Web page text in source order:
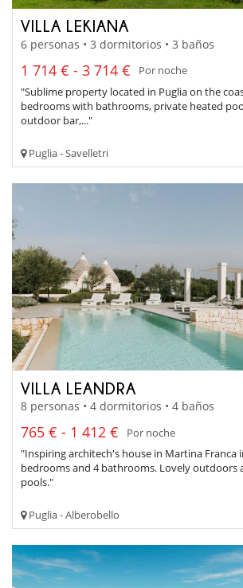
VILLA LEKIANA
6 personas • 3 dormitorios • 3 baños
1 714 € - 3 714 €
Por noche
"Sublime property located in Puglia on the
bedrooms with bathrooms, private heated
outdoor bar,..."
Puglia - Savelletri
VILLA LEANDRA
8 personas • 4 dormitorios • 4 baños
765 € - 1 412 €
Por noche
"Inspiring architech's house in Martina Franca
bedrooms and 4 bathrooms. Lovely outdoors
pools."
Puglia - Alberobello